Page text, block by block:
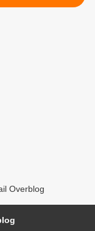
écrire... >
Overblog